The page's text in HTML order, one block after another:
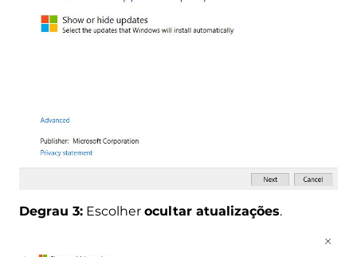
Degrau 3:Escolher ocultar atualizações.